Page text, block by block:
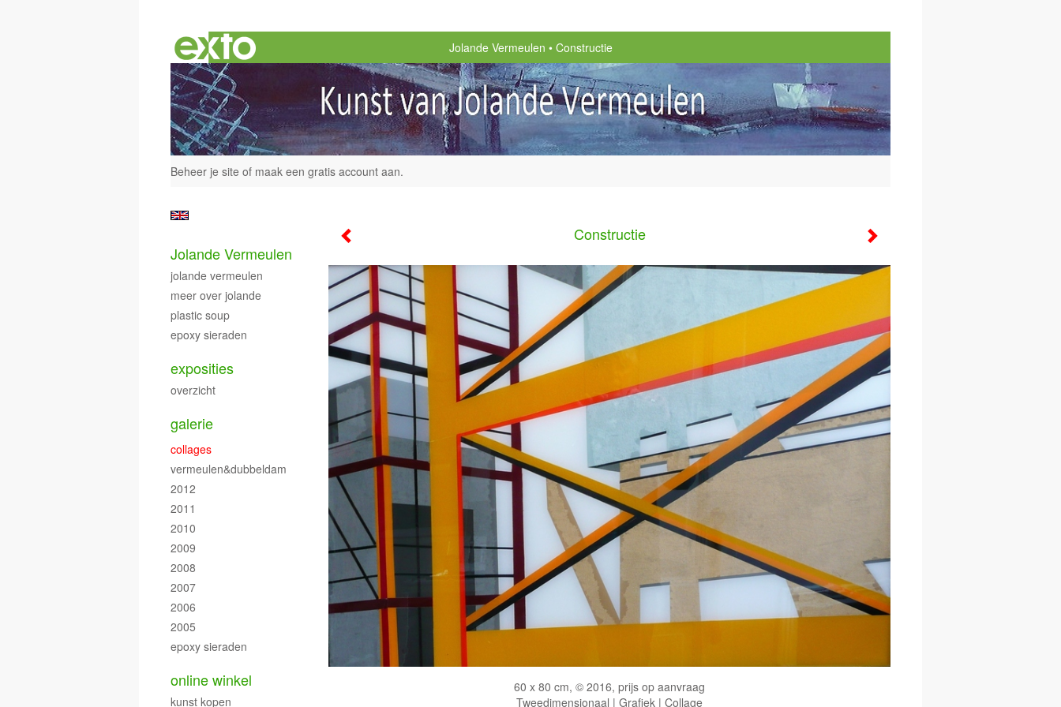
Jolande Vermeulen Constructie
Beheer je site of maak een gratis account aan.
Constructie
60 x 80 cm, © 2016, prijs op aanvraag
Tweedimensionaal | Grafiek | Collage
Jolande Vermeulen
jolande vermeulen
meer over jolande
plastic soup
epoxy sieraden
exposities
overzicht
galerie
collages
vermeulen&dubbeldam
2012
2011
2010
2009
2008
2007
2006
2005
epoxy sieraden
online winkel
kunst kopen